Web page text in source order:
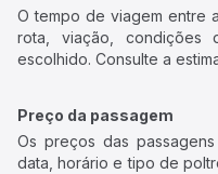
O tempo de viagem entre
rota, viação,
escolhido. Consulte a
Preço da passagem
Os preços das
data, horário e tipo de